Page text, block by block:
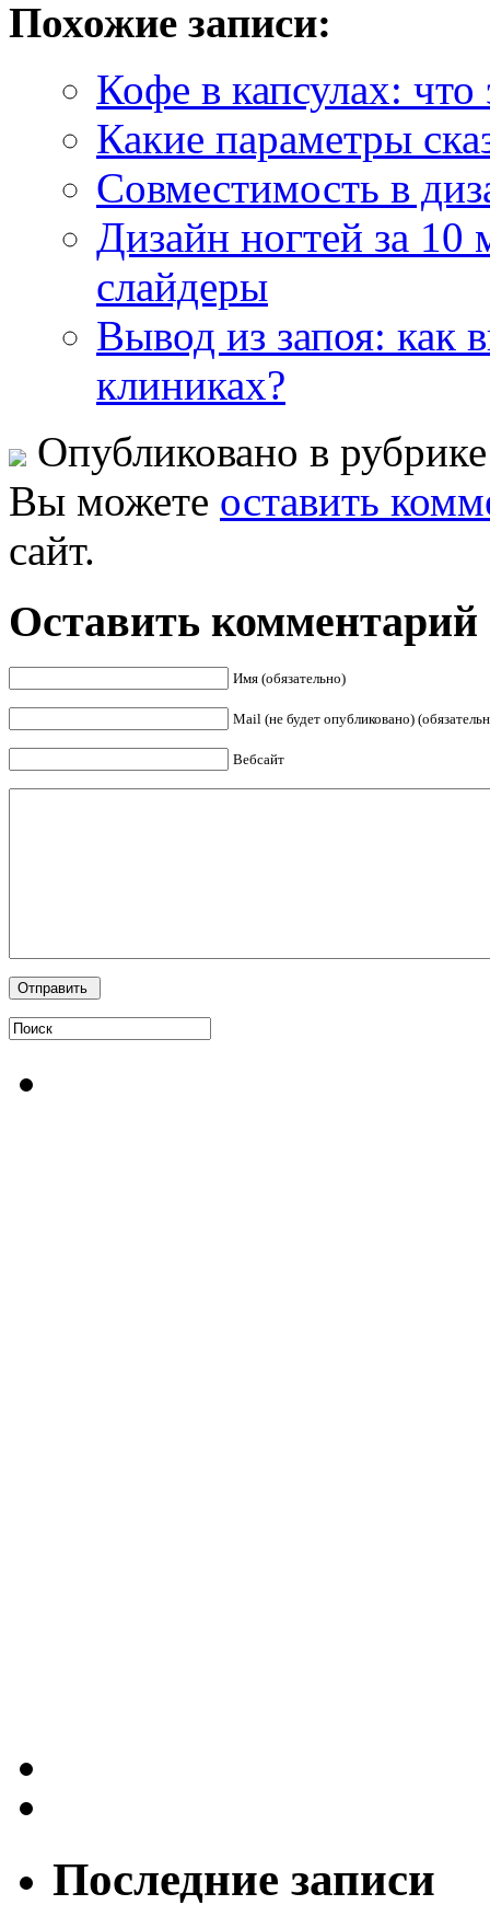
Похожие записи:
Кофе в капсулах:
Какие параметры
Совместимость в
Дизайн ногтей за 10
слайдеры
Вывод из запоя: как
клиниках?
Опубликовано в
Вы можете оставить
сайт.
Оставить комментарий
Имя (обязательно)
Mail (не будет опубликовано)
Вебсайт
Последние записи